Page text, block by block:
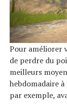
Pour améliorer
de perdre du
meilleurs
hebdomadaire
par exemple,